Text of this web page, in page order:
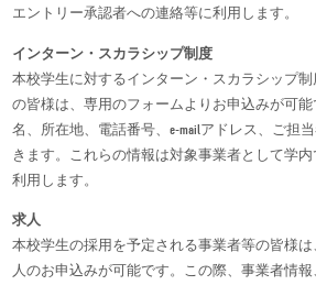
エントリー承認者への連絡等に利用します。
インターン・スカラシップ制度
本校学生に対するインターン・スカラシップ
の皆様は、専用のフォームよりお申込みが可
名、所在地、電話番号、e-mailアドレス、ご担
きます。これらの情報は対象事業者として学
利用します。
求人
本校学生の採用を予定される事業者等の皆様
人のお申込みが可能です。この際、事業者情